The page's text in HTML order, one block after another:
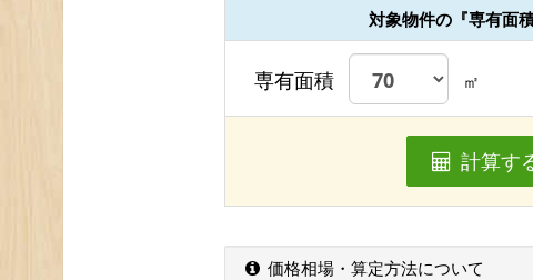
対象物件の『専有面
専有面積 ㎡
計算す
価格相場・算定方法について